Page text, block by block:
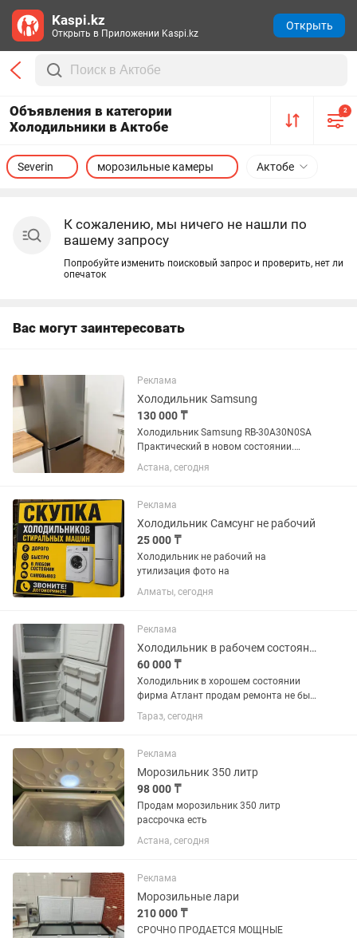
Объявления в категории
Холодильники в Актобе
2
Актобе
Severin морозильные камеры
К сожалению, мы ничего не нашли по
вашему запросу
Попробуйте изменить поисковый запрос и проверить, нет ли
опечаток
Вас могут заинтересовать
Реклама
Холодильник Samsung
130 000 ₸
Холодильник Samsung RB-30A30N0SA
Практический в новом состоянии.
Габаритные размеры Высота1780 мм
Ширина595 мм Глубина675 мм
Астана, сегодня
Реклама
Холодильник Самсунг не рабочий
25 000 ₸
Холодильник не рабочий на
утилизация фото на
Алматы, сегодня
Реклама
Холодильник в рабочем состоянии
60 000 ₸
Холодильник в хорошем состоянии
фирма Атлант продам ремонта не был
всё работает торг на месте
Тараз, сегодня
Реклама
Морозильник 350 литр
98 000 ₸
Продам морозильник 350 литр
рассрочка есть
Астана, сегодня
Реклама
Морозильные лари
210 000 ₸
СРОЧНО ПРОДАЕТСЯ МОЩНЫЕ
Kaspi.kz
Открыть в Приложении Kaspi.kz
Открыть